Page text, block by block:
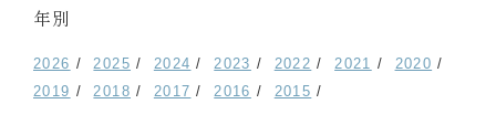
年別
2026 2025 2024 2023 2022 2021
2020
2019
2018 2017 2016 2015